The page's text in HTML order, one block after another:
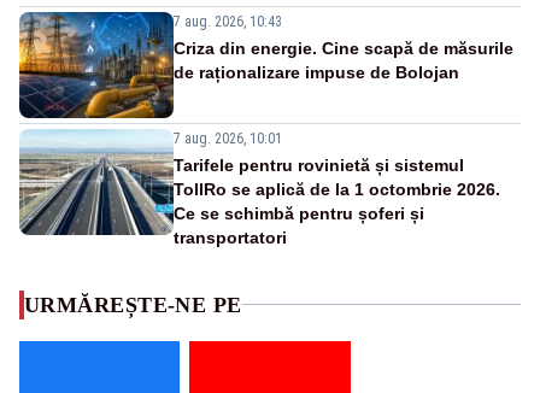
7 aug. 2026, 10:43
Criza din energie. Cine scapă de măsurile
de raționalizare impuse de Bolojan
7 aug. 2026, 10:01
Tarifele pentru rovinietă și sistemul
TollRo se aplică de la 1 octombrie 2026.
Ce se schimbă pentru șoferi și
transportatori
URMĂREȘTE-NE PE